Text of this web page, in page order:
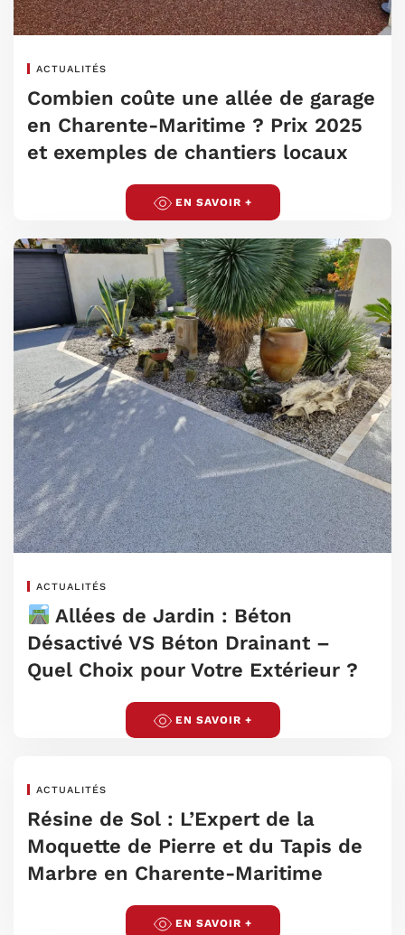
ACTUALITÉS
Combien coûte une allée de garage
en Charente-Maritime ? Prix 2025
et exemples de chantiers locaux
EN SAVOIR +
ACTUALITÉS
Allées de Jardin : Béton
Désactivé VS Béton Drainant –
Quel Choix pour Votre Extérieur ?
EN SAVOIR +
ACTUALITÉS
Résine de Sol : L’Expert de la
Moquette de Pierre et du Tapis de
Marbre en Charente-Maritime
EN SAVOIR +